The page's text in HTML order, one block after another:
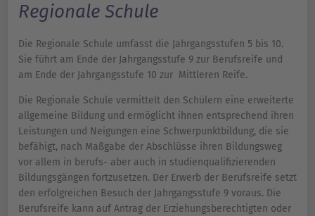
Regionale Schule
Die Regionale Schule umfasst die Jahrgangsstufen 5 bis 10.
Sie führt am Ende der Jahrgangsstufe 9 zur Berufsreife und
am Ende der Jahrgangsstufe 10 zur Mittleren Reife.
Die Regionale Schule vermittelt den Schülern eine erweiterte
allgemeine Bildung und ermöglicht ihnen entsprechend ihren
Leistungen und Neigungen eine Schwerpunktbildung, die sie
befähigt, nach Maßgabe der Abschlüsse ihren Bildungsweg
vor allem in berufs- aber auch in studienqualifizierenden
Bildungsgängen fortzusetzen. Der Erwerb der Berufsreife setzt
den erfolgreichen Besuch der Jahrgangsstufe 9 voraus. Die
Berufsreife kann auf Antrag der Erziehungsberechtigten oder